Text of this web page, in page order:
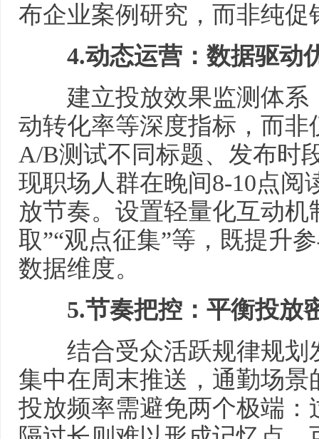
布企业案例研究，而非纯促
4.动态运营：数据驱动
建立投放效果监测体系
动转化率等深度指标，而
A/B测试不同标题、发布时
现职场人群在晚间8-10点阅
放节奏。设置轻量化互动
取”“观点征集”等，既提升
数据维度。
5.节奏把控：平衡投放
结合受众活跃规律规划
集中在周末推送，通勤场
投放频率需避免两个极端